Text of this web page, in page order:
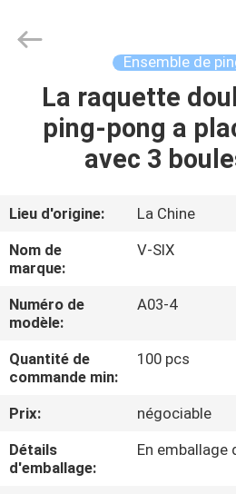
MAISON
PRODUITS
À
PROPOS
DE
NOUS
VISITE
DE
Dunya
Sports
Ensemble de
La raquette
ping-pong a
avec 3
Lieu d'origine:
La Chine
Nom de
marque:
V-SIX
Numéro de
modèle:
A03-4
Quantité de
commande min:
100 pcs
Prix:
négociable
Détails
d'emballage:
En emballage